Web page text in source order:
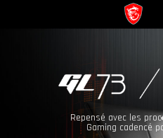
Repensé avec les
Gaming cadencé